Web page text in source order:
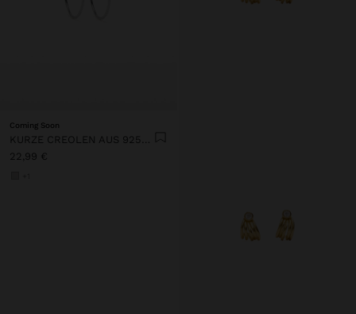
Coming Soon
KURZE CREOLEN AUS 925ER SILBER
22,99 €